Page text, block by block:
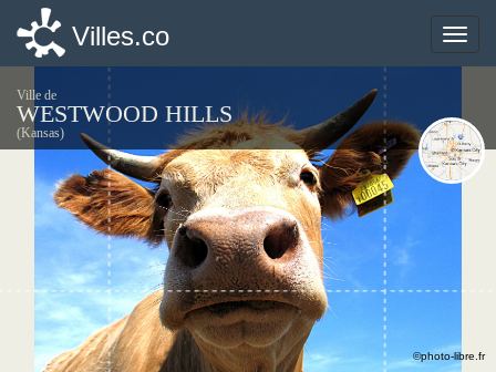
Toggle
Villes.co
Ville de
WESTWOOD HILLS
(Kansas)
©photo-libre.fr
Toggle
Villes.co